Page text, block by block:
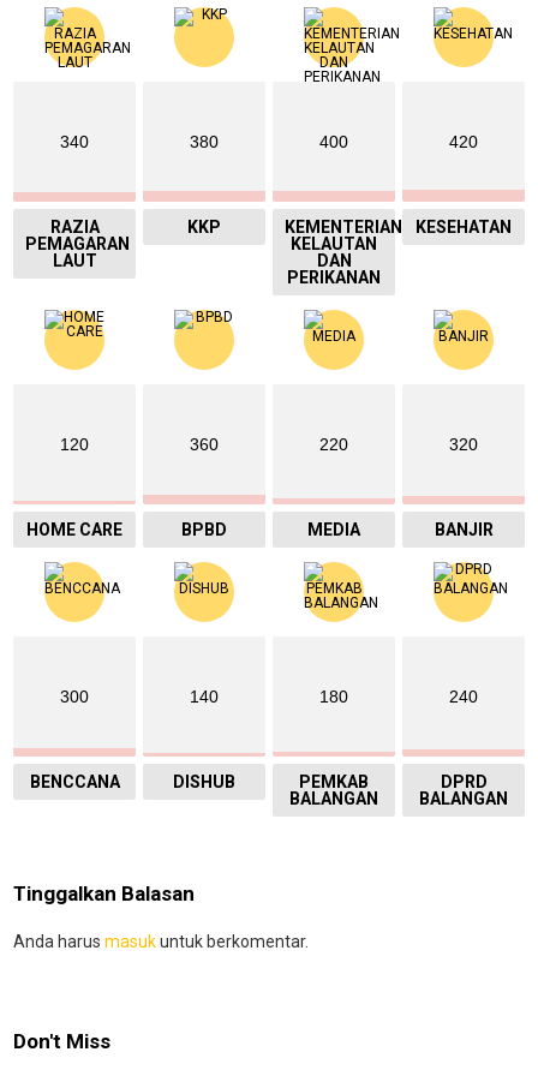
340
RAZIA
PEMAGARAN
LAUT
380
KKP
400
KEMENTERIAN
KELAUTAN
DAN
PERIKANAN
420
KESEHATAN
120
HOME CARE
360
BPBD
220
MEDIA
320
BANJIR
300
BENCCANA
140
DISHUB
180
PEMKAB
BALANGAN
240
DPRD
BALANGAN
Tinggalkan Balasan
Anda harus masukuntuk berkomentar.
Don't Miss